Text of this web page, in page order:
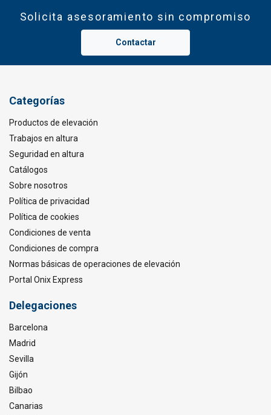
Solicita asesoramiento sin compromiso
Contactar
Categorías
Productos de elevación
Trabajos en altura
Seguridad en altura
Catálogos
Sobre nosotros
Política de privacidad
Política de cookies
Condiciones de venta
Condiciones de compra
Normas básicas de operaciones de elevación
Portal Onix Express
Delegaciones
Barcelona
Madrid
Sevilla
Gijón
Bilbao
Canarias